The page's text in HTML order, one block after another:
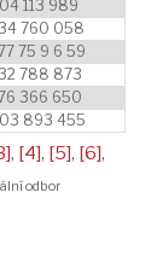
113 989
760 058
75 9 6 59
788 873
366 650
893 455
, [4], [5], [6],
odbor